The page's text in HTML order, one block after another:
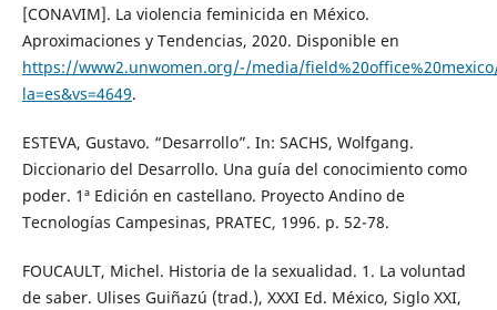
[CONAVIM]. La violencia feminicida en México.
Aproximaciones y Tendencias, 2020. Disponible en
https://www2.unwomen.org/-/media/
la=es&vs=4649.
ESTEVA, Gustavo. “Desarrollo”. In: SACHS, Wolfgang.
Diccionario del Desarrollo. Una guía del conocimiento como
poder. 1ª Edición en castellano. Proyecto Andino de
Tecnologías Campesinas, PRATEC, 1996. p. 52-78.
FOUCAULT, Michel. Historia de la sexualidad. 1. La voluntad
de saber. Ulises Guiñazú (trad.), XXXI Ed. México, Siglo XXI,